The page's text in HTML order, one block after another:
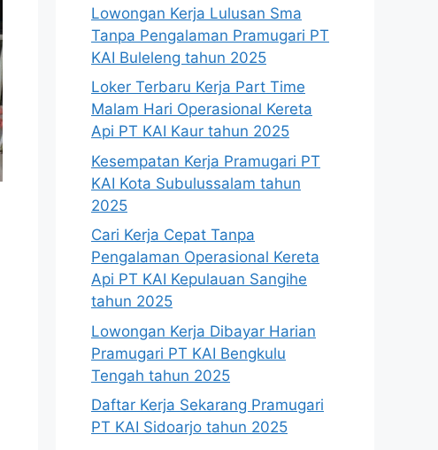
Lowongan Kerja Lulusan Sma
Tanpa Pengalaman Pramugari PT
KAI Buleleng tahun 2025
Loker Terbaru Kerja Part Time
Malam Hari Operasional Kereta
Api PT KAI Kaur tahun 2025
Kesempatan Kerja Pramugari PT
KAI Kota Subulussalam tahun
2025
Cari Kerja Cepat Tanpa
Pengalaman Operasional Kereta
Api PT KAI Kepulauan Sangihe
tahun 2025
Lowongan Kerja Dibayar Harian
Pramugari PT KAI Bengkulu
Tengah tahun 2025
Daftar Kerja Sekarang Pramugari
PT KAI Sidoarjo tahun 2025